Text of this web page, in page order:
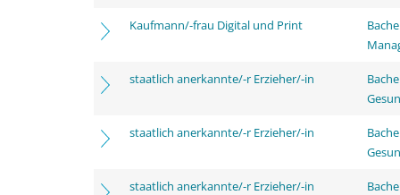
Kaufmann/-frau Digital und Print
staatlich anerkannte/-r Erzieher/-in
staatlich anerkannte/-r Erzieher/-in
staatlich anerkannte/-r Erzieher/-in